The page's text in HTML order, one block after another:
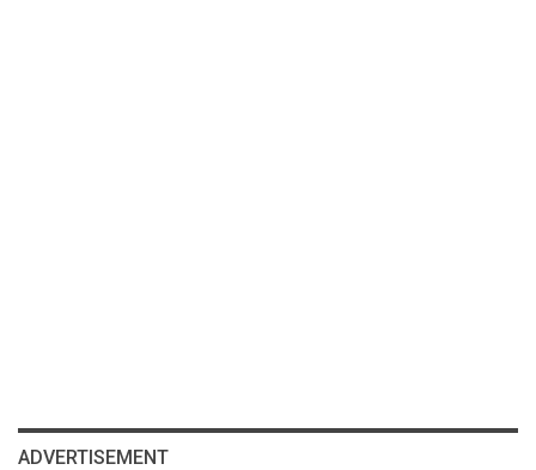
ADVERTISEMENT